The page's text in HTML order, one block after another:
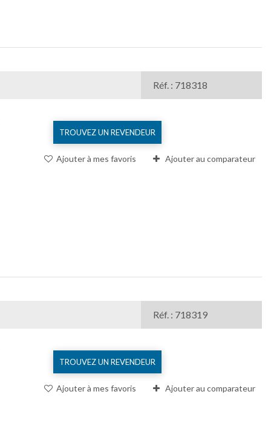
Réf. : 718318
TROUVEZ UN REVENDEUR
Ajouter à mes favoris Ajouter au comparateur
Réf. : 718319
TROUVEZ UN REVENDEUR
Ajouter à mes favoris Ajouter au comparateur